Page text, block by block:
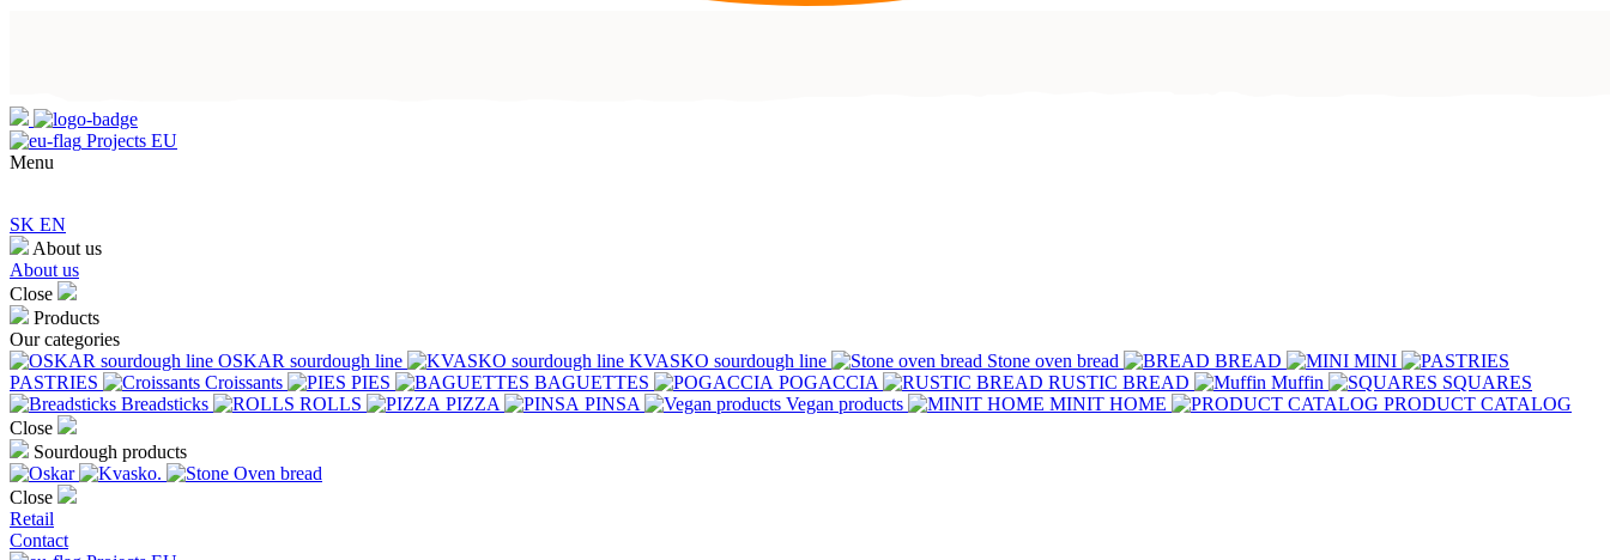
Projects EU
Menu
SK EN
About us
About us
Close
Products
Our categories
OSKAR sourdough line
KVASKO sourdough line Stone oven bread BREAD
MINI
PASTRIES
Croissants PIES BAGUETTES POGACCIA RUSTIC BREAD Muffin
SQUARES
Breadsticks
ROLLS PIZZA PINSA Vegan products MINIT HOME
PRODUCT CATALOG
Close
Sourdough products
Close
Retail
Contact